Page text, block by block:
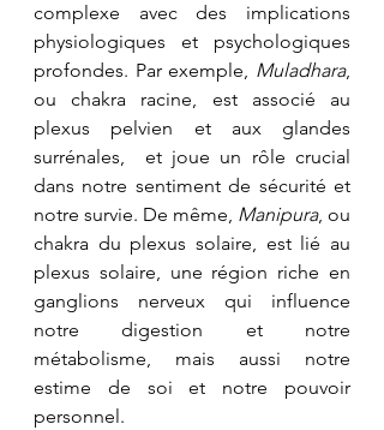
complexe avec des implications
physiologiques et psychologiques
profondes. Par exemple, Muladhara,
ou chakra racine, est associé au
plexus pelvien et aux glandes
surrénales,  et joue un rôle crucial
dans notre sentiment de sécurité et
notre survie. De même, Manipura, ou
chakra du plexus solaire, est lié au
plexus solaire, une région riche en
ganglions nerveux qui influence
notre digestion et notre
métabolisme, mais aussi notre
estime de soi et notre pouvoir
personnel.